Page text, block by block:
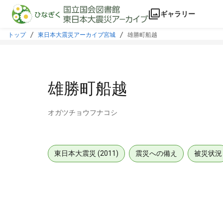
本文に飛ぶ
ギャラリー
トップ 東日本大震災アーカイブ宮城 雄勝町船越
雄勝町船越
オガツチョウフナコシ
東日本大震災 (2011) 震災への備え 被災状況